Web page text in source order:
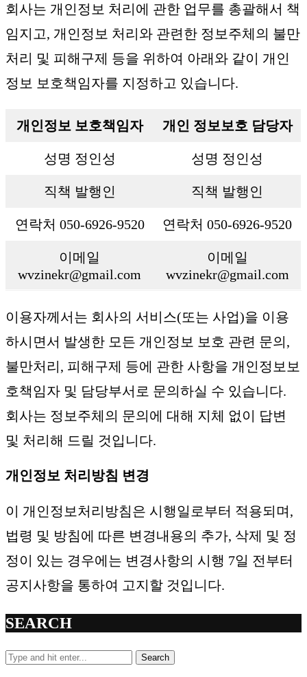
회사는 개인정보 처리에 관한 업무를 총괄해서 책
임지고, 개인정보 처리와 관련한 정보주체의 불만
처리 및 피해구제 등을 위하여 아래와 같이 개인
정보 보호책임자를 지정하고 있습니다.
개인정보 보호책임자 개인 정보보호 담당자
성명 정인성 성명 정인성
직책 발행인 직책 발행인
연락처 050-6926-9520 연락처 050-6926-9520
이메일
wvzinekr@gmail.com
이메일
wvzinekr@gmail.com
이용자께서는 회사의 서비스(또는 사업)을 이용
하시면서 발생한 모든 개인정보 보호 관련 문의,
불만처리, 피해구제 등에 관한 사항을 개인정보보
호책임자 및 담당부서로 문의하실 수 있습니다.
회사는 정보주체의 문의에 대해 지체 없이 답변
및 처리해 드릴 것입니다.
개인정보 처리방침 변경
이 개인정보처리방침은 시행일로부터 적용되며,
법령 및 방침에 따른 변경내용의 추가, 삭제 및 정
정이 있는 경우에는 변경사항의 시행 7일 전부터
공지사항을 통하여 고지할 것입니다.
SEARCH
Search